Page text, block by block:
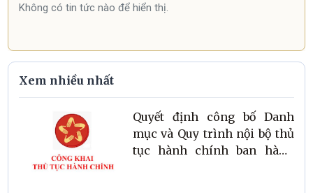
Không có tin tức nào để hiển thị.
Xem nhiều nhất
Quyết định công bố Danh
mục và Quy trình nội bộ thủ
tục hành chính ban hành